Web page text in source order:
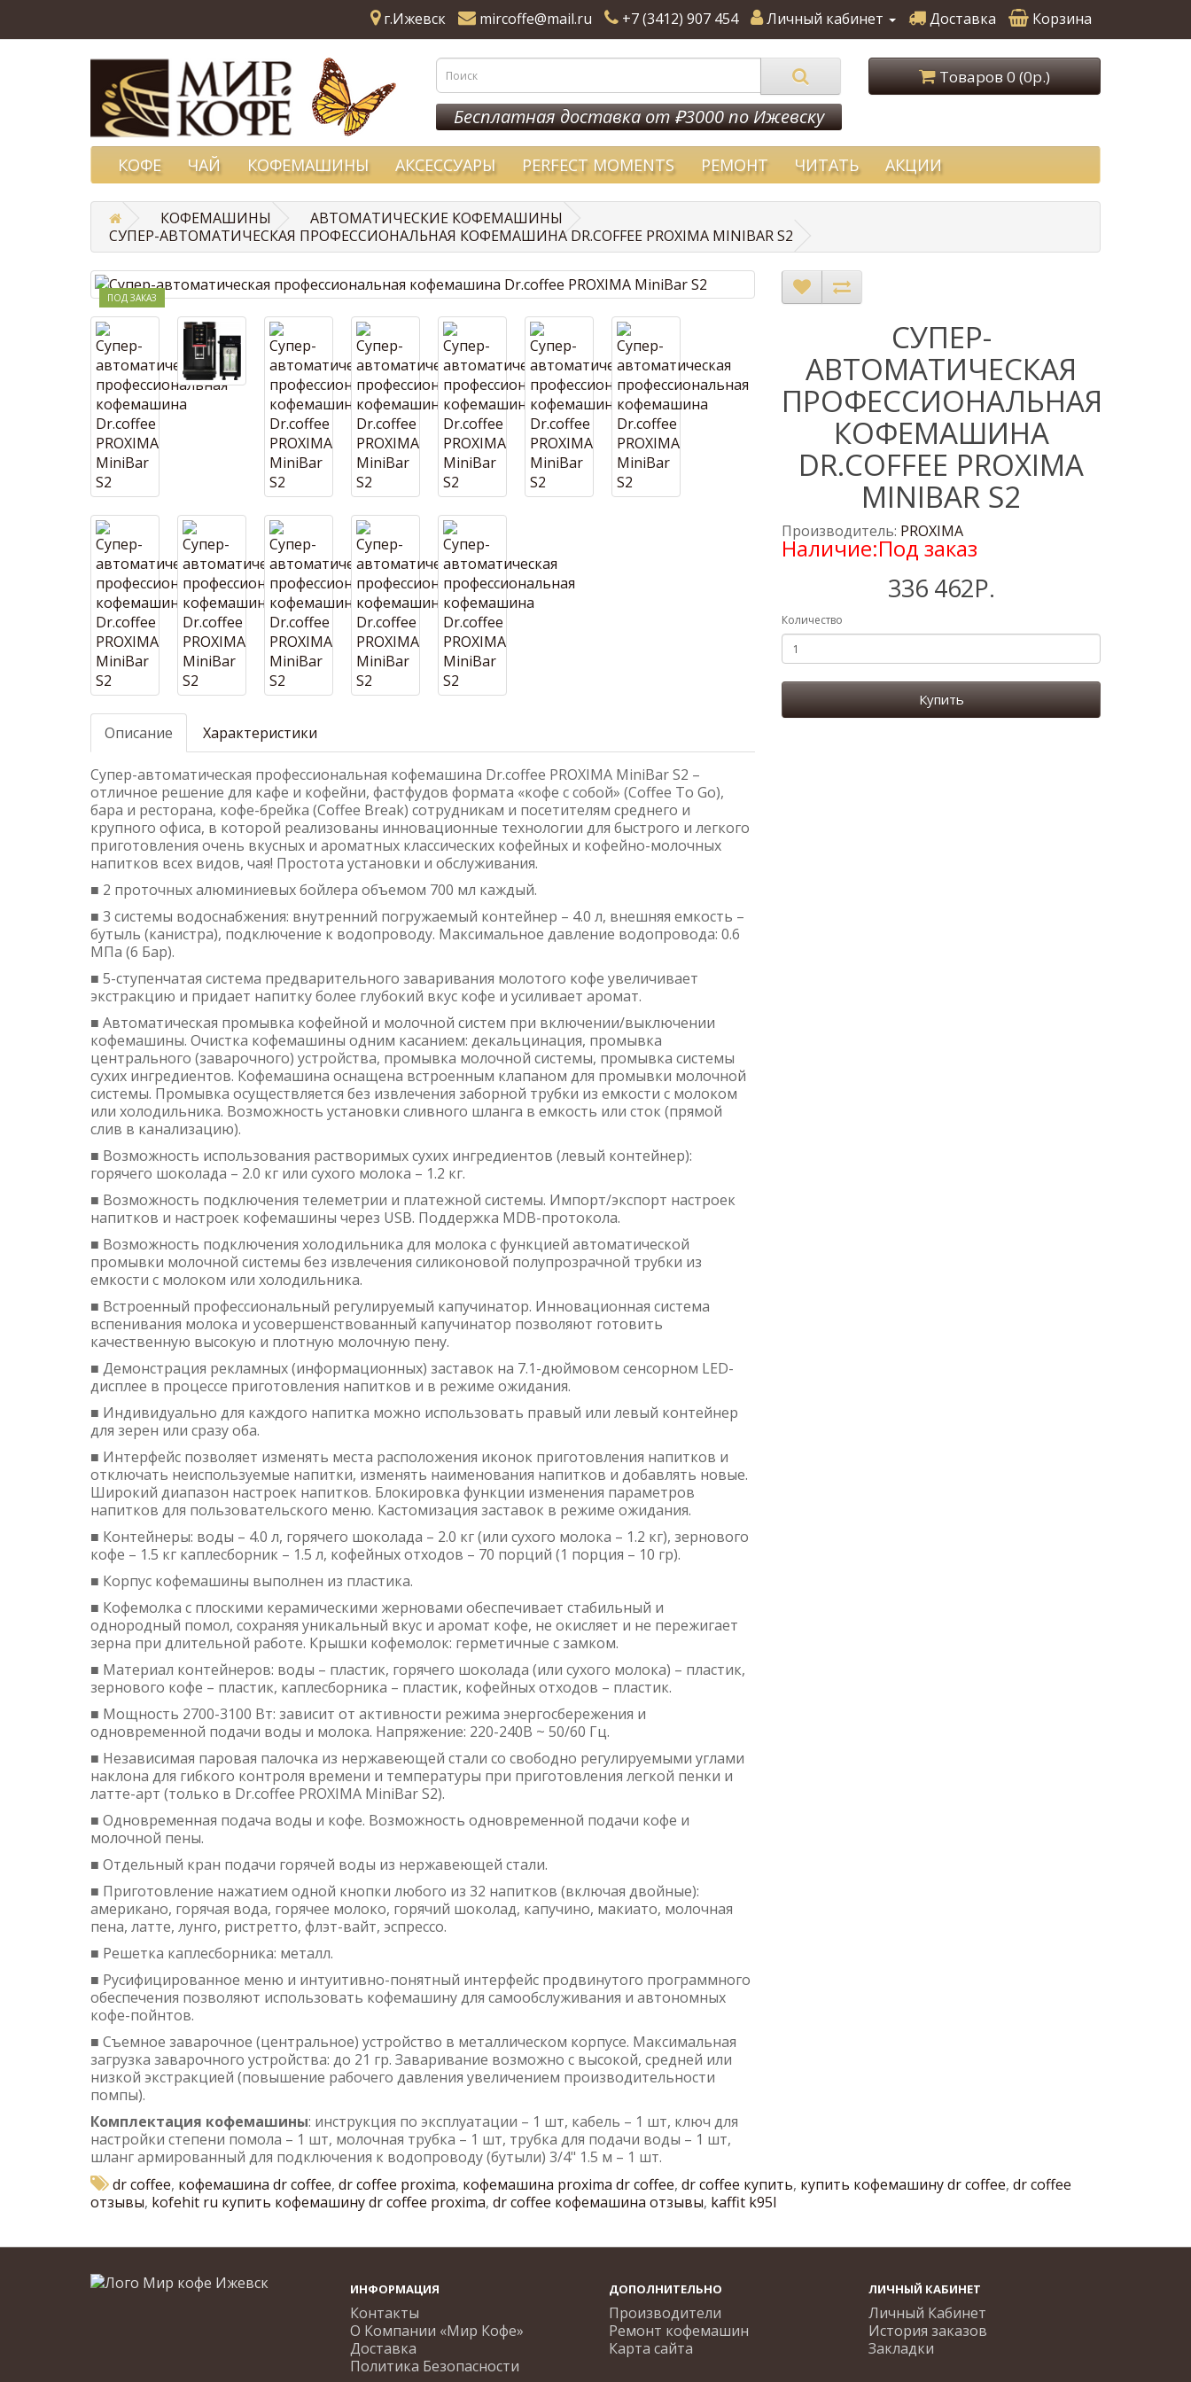
г.Ижевск mircoffe@mail.ru +7 (3412) 907 454 Личный кабинет Доставка Корзина
Бесплатная доставка от ₽3000 по Ижевску
Товаров 0 (0р.)
КОФЕ ЧАЙ КОФЕМАШИНЫ АКСЕССУАРЫ PERFECT MOMENTS РЕМОНТ ЧИТАТЬ АКЦИИ
КОФЕМАШИНЫ
АВТОМАТИЧЕСКИЕ КОФЕМАШИНЫ
CУПЕР-АВТОМАТИЧЕСКАЯ ПРОФЕССИОНАЛЬНАЯ КОФЕМАШИНА DR.COFFEE PROXIMA MINIBAR S2
ПОД ЗАКАЗ
Описание Характеристики
Cупер-автоматическая профессиональная кофемашина Dr.coffee PROXIMA MiniBar S2 –
отличное решение для кафе и кофейни, фастфудов формата «кофе с собой» (Coffee To Go),
бара и ресторана, кофе-брейка (Coffee Break) сотрудникам и посетителям среднего и
крупного офиса, в которой реализованы инновационные технологии для быстрого и легкого
приготовления очень вкусных и ароматных классических кофейных и кофейно-молочных
напитков всех видов, чая! Простота установки и обслуживания.
■ 2 проточных алюминиевых бойлера объемом 700 мл каждый.
■ 3 системы водоснабжения: внутренний погружаемый контейнер – 4.0 л, внешняя емкость –
бутыль (канистра), подключение к водопроводу. Максимальное давление водопровода: 0.6
МПа (6 Бар).
■ 5-ступенчатая система предварительного заваривания молотого кофе увеличивает
экстракцию и придает напитку более глубокий вкус кофе и усиливает аромат.
■ Автоматическая промывка кофейной и молочной систем при включении/выключении
кофемашины. Очистка кофемашины одним касанием: декальцинация, промывка
центрального (заварочного) устройства, промывка молочной системы, промывка системы
сухих ингредиентов. Кофемашина оснащена встроенным клапаном для промывки молочной
системы. Промывка осуществляется без извлечения заборной трубки из емкости с молоком
или холодильника. Возможность установки сливного шланга в емкость или сток (прямой
слив в канализацию).
■ Возможность использования растворимых сухих ингредиентов (левый контейнер):
горячего шоколада – 2.0 кг или сухого молока – 1.2 кг.
■ Возможность подключения телеметрии и платежной системы. Импорт/экспорт настроек
напитков и настроек кофемашины через USB. Поддержка MDB-протокола.
■ Возможность подключения холодильника для молока с функцией автоматической
промывки молочной системы без извлечения силиконовой полупрозрачной трубки из
емкости с молоком или холодильника.
■ Встроенный профессиональный регулируемый капучинатор. Инновационная система
вспенивания молока и усовершенствованный капучинатор позволяют готовить
качественную высокую и плотную молочную пену.
■ Демонстрация рекламных (информационных) заставок на 7.1-дюймовом сенсорном LED-
дисплее в процессе приготовления напитков и в режиме ожидания.
■ Индивидуально для каждого напитка можно использовать правый или левый контейнер
для зерен или сразу оба.
■ Интерфейс позволяет изменять места расположения иконок приготовления напитков и
отключать неиспользуемые напитки, изменять наименования напитков и добавлять новые.
Широкий диапазон настроек напитков. Блокировка функции изменения параметров
напитков для пользовательского меню. Кастомизация заставок в режиме ожидания.
■ Контейнеры: воды – 4.0 л, горячего шоколада – 2.0 кг (или сухого молока – 1.2 кг), зернового
кофе – 1.5 кг каплесборник – 1.5 л, кофейных отходов – 70 порций (1 порция – 10 гр).
■ Корпус кофемашины выполнен из пластика.
■ Кофемолка с плоскими керамическими жерновами обеспечивает стабильный и
однородный помол, сохраняя уникальный вкус и аромат кофе, не окисляет и не пережигает
зерна при длительной работе. Крышки кофемолок: герметичные с замком.
■ Материал контейнеров: воды – пластик, горячего шоколада (или сухого молока) – пластик,
зернового кофе – пластик, каплесборника – пластик, кофейных отходов – пластик.
■ Мощность 2700-3100 Вт: зависит от активности режима энергосбережения и
одновременной подачи воды и молока. Напряжение: 220-240В ~ 50/60 Гц.
■ Независимая паровая палочка из нержавеющей стали со свободно регулируемыми углами
наклона для гибкого контроля времени и температуры при приготовления легкой пенки и
латте-арт (только в Dr.coffee PROXIMA MiniBar S2).
■ Одновременная подача воды и кофе. Возможность одновременной подачи кофе и
молочной пены.
■ Отдельный кран подачи горячей воды из нержавеющей стали.
■ Приготовление нажатием одной кнопки любого из 32 напитков (включая двойные):
американо, горячая вода, горячее молоко, горячий шоколад, капучино, макиато, молочная
пена, латте, лунго, ристретто, флэт-вайт, эспрессо.
■ Решетка каплесборника: металл.
■ Русифицированное меню и интуитивно-понятный интерфейс продвинутого программного
обеспечения позволяют использовать кофемашину для самообслуживания и автономных
кофе-пойнтов.
■ Съемное заварочное (центральное) устройство в металлическом корпусе. Максимальная
загрузка заварочного устройства: до 21 гр. Заваривание возможно с высокой, средней или
низкой экстракцией (повышение рабочего давления увеличением производительности
помпы).
Комплектация кофемашины: инструкция по эксплуатации – 1 шт, кабель – 1 шт, ключ для
настройки степени помола – 1 шт, молочная трубка – 1 шт, трубка для подачи воды – 1 шт,
шланг армированный для подключения к водопроводу (бутыли) 3/4" 1.5 м – 1 шт.
CУПЕР-
АВТОМАТИЧЕСКАЯ
ПРОФЕССИОНАЛЬНАЯ
КОФЕМАШИНА
DR.COFFEE PROXIMA
MINIBAR S2
Производитель: PROXIMA
Наличие:Под заказ
336 462Р.
Количество
Купить
dr coffee, кофемашина dr coffee, dr coffee proxima, кофемашина proxima dr coffee, dr coffee купить, купить кофемашину dr coffee, dr coffee
отзывы, kofehit ru купить кофемашину dr coffee proxima, dr coffee кофемашина отзывы, kaffit k95l
ИНФОРМАЦИЯ
Контакты
О Компании «Мир Кофе»
Доставка
Политика Безопасности
ДОПОЛНИТЕЛЬНО
Производители
Ремонт кофемашин
Карта сайта
ЛИЧНЫЙ КАБИНЕТ
Личный Кабинет
История заказов
Закладки